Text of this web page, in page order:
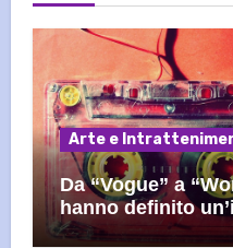
Arte e
Da “Vogue” a
hanno definito